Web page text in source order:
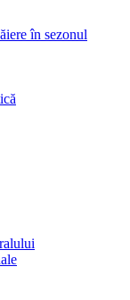
în sezonul